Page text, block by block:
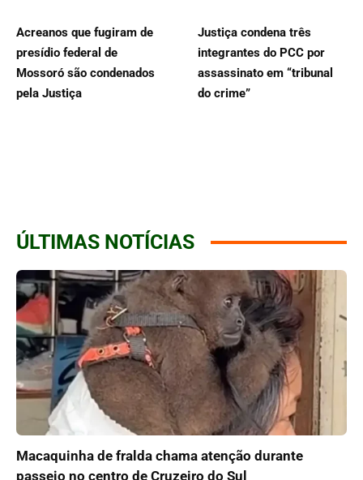
Acreanos que fugiram de
presídio federal de
Mossoró são condenados
pela Justiça
Justiça condena três
integrantes do PCC por
assassinato em “tribunal
do crime”
ÚLTIMAS NOTÍCIAS
Macaquinha de fralda chama atenção durante
passeio no centro de Cruzeiro do Sul